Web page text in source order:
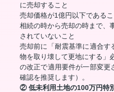
に売却すること
売却価格が1億円以下であるこ
相続の時から売却の時まで、
されていないこと
売却前に「耐震基準に適合す
物を取り壊して更地にする」
の改正で適用要件が一部変更
確認を推奨します）。
② 低未利用土地の100万円特